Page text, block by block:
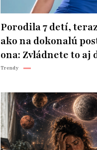
Porodila 7 detí,
ako na dokonalú
ona: Zvládnete to aj
Trendy